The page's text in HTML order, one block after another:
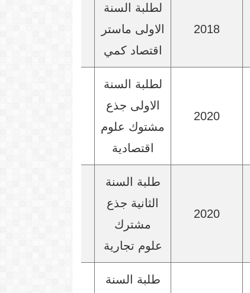
2018
لطلبة السنة
الاولى ماستر
اقتصاد كمي
2020
لطلبة السنة
الاولى جذع
مشتوك علوم
اقتصادية
2020
طلبة السنة
الثانية جذع
مشترك
علوم تجارية
طلبة السنة